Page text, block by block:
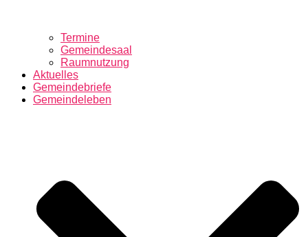
Termine
Gemeindesaal
Raumnutzung
Aktuelles
Gemeindebriefe
Gemeindeleben